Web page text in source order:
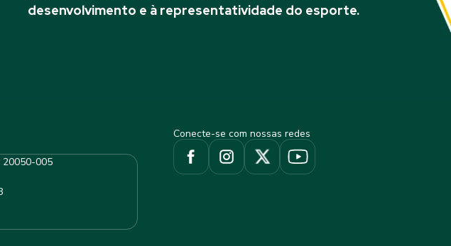
desenvolvimento e à representatividade do esporte.
20050-005
Conecte-se com nossas redes